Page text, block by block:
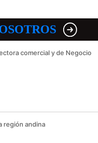
comercial y de Negocio
región andina